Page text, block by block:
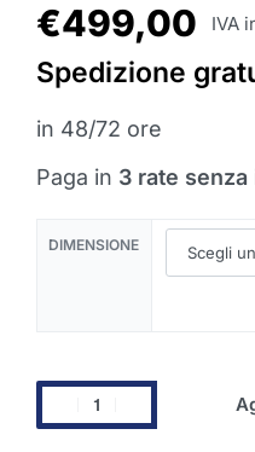
€499,00 IVA
Spedizione
in 48/72 ore
Paga in 3 rate
DIMENSIONE